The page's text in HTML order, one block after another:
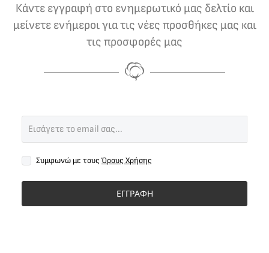
Κάντε εγγραφή στο ενημερωτικό μας δελτίο και
μείνετε ενήμεροι για τις νέες προσθήκες μας και
τις προσφορές μας
Συμφωνώ με τους Όρους Χρήσης
ΕΓΓΡΑΦΗ